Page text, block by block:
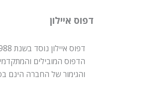
דפוס איילון
הדפוס המובילים
והגימור של החברה הינם